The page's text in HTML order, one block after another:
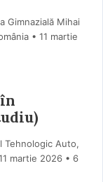
Gimnazială Mihai
11 martie
Tehnologic Auto,
martie 2026 • 6